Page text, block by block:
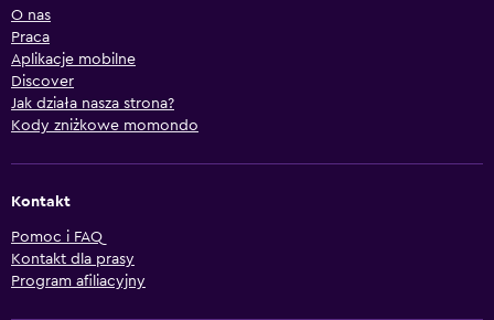
O nas
Praca
Aplikacje mobilne
Discover
Jak działa nasza strona?
Kody zniżkowe momondo
Kontakt
Pomoc i FAQ
Kontakt dla prasy
Program afiliacyjny